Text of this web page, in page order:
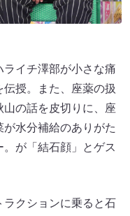
ライチ澤部が小さな痛
授。また、座薬の扱
の話を皮切りに、座
水分補給のありがた
が「結石顔」とゲス
クションに乗ると石